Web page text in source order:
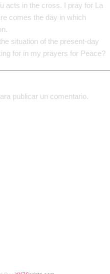
acts in the cross. I pray for La
comes the day in which
situation of the present-day
for in my prayers for Peace?
publicar un comentario.